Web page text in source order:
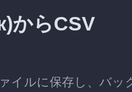
からCSV
イルに保存し、バッ